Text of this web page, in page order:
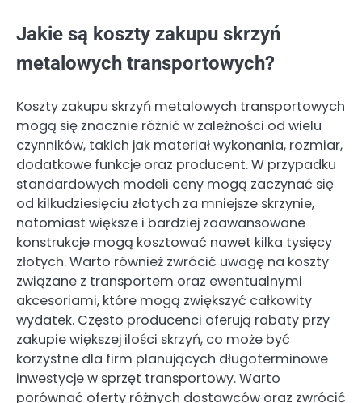
Jakie są koszty zakupu skrzyń
metalowych transportowych?
Koszty zakupu skrzyń metalowych transportowych
mogą się znacznie różnić w zależności od wielu
czynników, takich jak materiał wykonania, rozmiar,
dodatkowe funkcje oraz producent. W przypadku
standardowych modeli ceny mogą zaczynać się
od kilkudziesięciu złotych za mniejsze skrzynie,
natomiast większe i bardziej zaawansowane
konstrukcje mogą kosztować nawet kilka tysięcy
złotych. Warto również zwrócić uwagę na koszty
związane z transportem oraz ewentualnymi
akcesoriami, które mogą zwiększyć całkowity
wydatek. Często producenci oferują rabaty przy
zakupie większej ilości skrzyń, co może być
korzystne dla firm planujących długoterminowe
inwestycje w sprzęt transportowy. Warto
porównać oferty różnych dostawców oraz zwrócić